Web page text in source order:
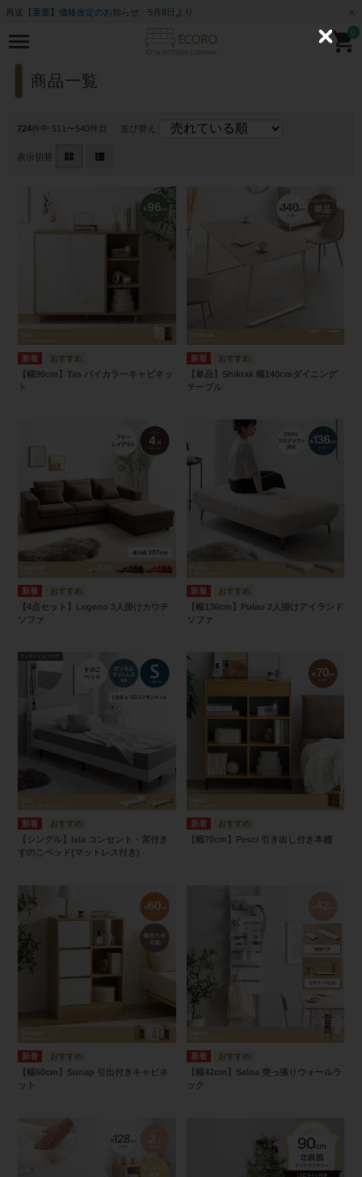
再送【重要】価格改定のお知らせ 5月8日より
0
商品一覧
724件中 511〜540件目 並び替え
表示切替
【幅96cm】Tas バイカラーキャビネッ
ト
【単品】Shiktak 幅140cmダイニング
テーブル
【4点セット】Legeno 3人掛けカウチ
ソファ
【幅136cm】Pulau 2人掛けアイランド
ソファ
【シングル】Isla コンセント・宮付き
すのこベッド(マットレス付き)
【幅70cm】Pesci 引き出し付き本棚
【幅60cm】Sunap 引出付きキャビネ
ット
【幅42cm】Seina 突っ張りウォールラ
ック
C